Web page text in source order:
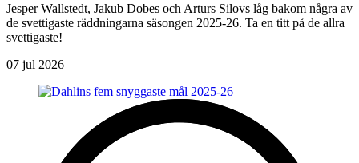
Jesper Wallstedt, Jakub Dobes och Arturs Silovs låg bakom några av
de svettigaste räddningarna säsongen 2025-26. Ta en titt på de allra
svettigaste!
07 jul 2026